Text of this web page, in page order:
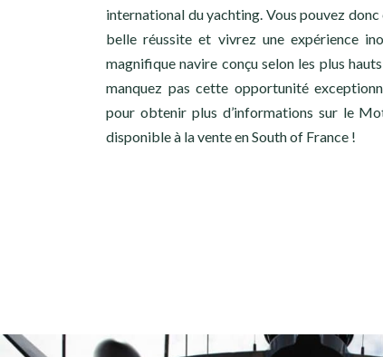
international du yachting. Vous pouvez
belle réussite et vivrez une expérience
magnifique navire conçu selon les plus
manquez pas cette opportunité
pour obtenir plus d’informations sur le
disponible à la vente en South of France !